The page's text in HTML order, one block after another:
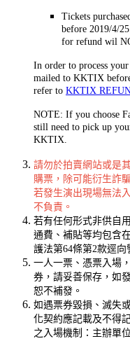
Tickets
before 2019/4/
for refund wil
In order to process
mailed to KKTIX
refer to KKTIX
NOTE: If you choose
still need to pick up
KKTIX.
請勿於拍賣網站或是
購票，除可能衍生詐
若發生演出現場無法
不負責。
若有任何形式非供自
通費、補貼等均包含
護法第64條第2款逕向
一人一票、憑票入場，
券，請妥善保存，如
恕不補發。
如遇票券毀損、滅失
化契約應記載及不得
之入場機制：主辦單